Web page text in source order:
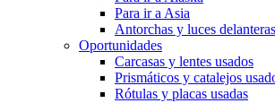
Para ir a Asia
Antorchas y luces delanteras
Oportunidades
Carcasas y lentes usados
Prismáticos y catalejos
Rótulas y placas usadas